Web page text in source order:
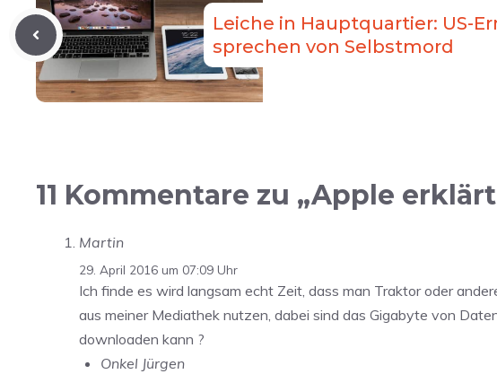
Leiche in Hauptquartier: US-
sprechen von Selbstmord
11 Kommentare zu „Apple
Martin
29. April 2016 um 07:09 Uhr
Ich finde es wird langsam echt Zeit, dass man Traktor oder
aus meiner Mediathek nutzen, dabei sind das Gigabyte von
downloaden kann ?
Onkel Jürgen